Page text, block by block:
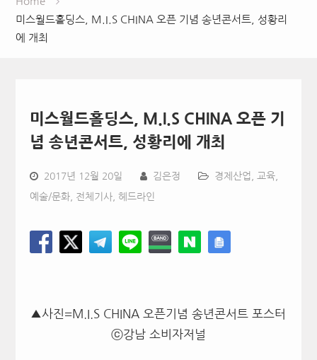
미스월드홀딩스, M.I.S CHINA 오픈 기념 송년콘서트, 성황리
에 개최
미스월드홀딩스, M.I.S CHINA 오픈 기
념 송년콘서트, 성황리에 개최
2017년 12월 20일 김은정 경제산업 교육,
예술/문화, 전체기사, 헤드라인
▲사진=M.I.S CHINA 오픈기념 송년콘서트 포스터
ⓒ강남 소비자저널